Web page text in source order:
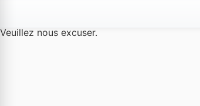
Veuillez nous excuser.